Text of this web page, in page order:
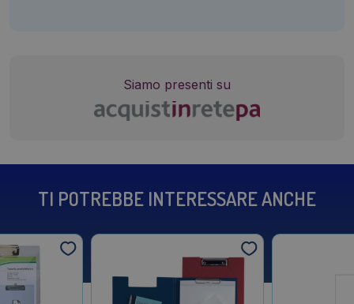
Siamo presenti su
TI POTREBBE INTERESSARE ANCHE